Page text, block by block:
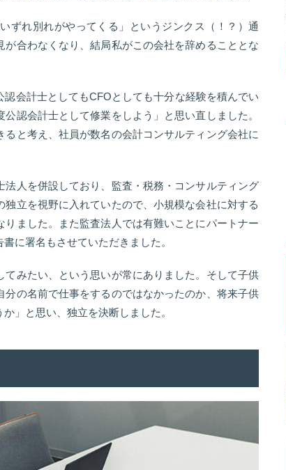
ずれ別れがやってくる」というジンクス（！？）通
合わなくなり、結局私がこの会社を辞めることとな
会計士としてもCFOとしても十分な経験を積んでい
認会計士として修業をしよう」と思い直しました。
と考え、社員が数名の会計コンサルティング会社に
人を併設しており、監査・税務・コンサルティング
立を視野に入れていたので、小規模な会社に対する
ました。また監査法人では有難いことにパートナー
に署名もさせていただきました。
みたい、という思いが常にありました。そして子供
の名前で仕事をするのではなかったのか、将来子供
」と思い、独立を決断しました。